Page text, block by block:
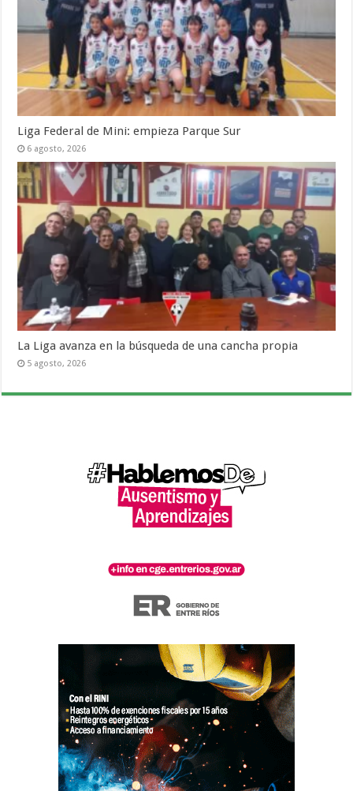
Liga Federal de Mini: empieza Parque Sur
6 agosto, 2026
La Liga avanza en la búsqueda de una cancha propia
5 agosto, 2026